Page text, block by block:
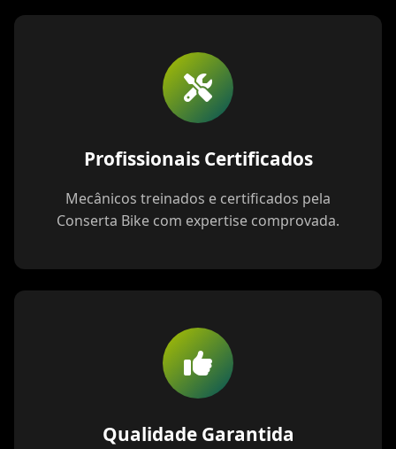
Profissionais Certificados
Mecânicos treinados e certificados pela
Conserta Bike com expertise comprovada.
Qualidade Garantida